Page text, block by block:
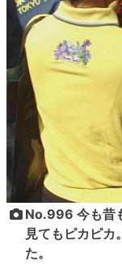
No.996 今も昔
見てもピカピカ
た。